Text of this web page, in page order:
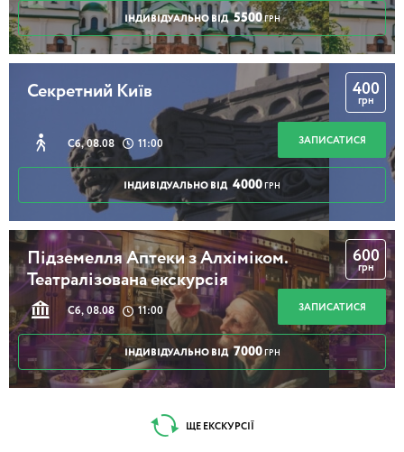
ІНДИВІДУАЛЬНО ВІД 5500 ГРН
Секретний Київ
Сб, 08.08 11:00
400
грн
ЗАПИСАТИСЯ
ІНДИВІДУАЛЬНО ВІД 4000 ГРН
Підземелля Аптеки з Алхіміком.
Театралізована екскурсія
Сб, 08.08 11:00
600
грн
ЗАПИСАТИСЯ
ІНДИВІДУАЛЬНО ВІД 7000 ГРН
ЩЕ ЕКСКУРСІЇ